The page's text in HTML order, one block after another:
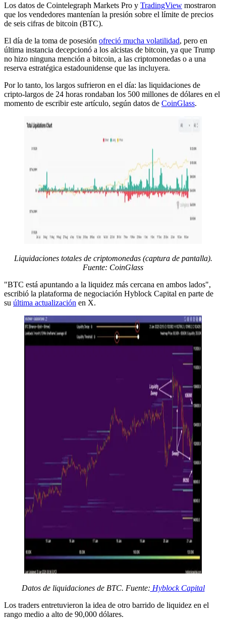
Los datos de Cointelegraph Markets Pro y TradingView mostraron
que los vendedores mantenían la presión sobre el límite de precios
de seis cifras de bitcoin (BTC).
El día de la toma de posesión ofreció mucha volatilidad, pero en
última instancia decepcionó a los alcistas de bitcoin, ya que Trump
no hizo ninguna mención a bitcoin, a las criptomonedas o a una
reserva estratégica estadounidense que las incluyera.
Por lo tanto, los largos sufrieron en el día: las liquidaciones de
cripto-largos de 24 horas rondaban los 500 millones de dólares en el
momento de escribir este artículo, según datos de CoinGlass.
Liquidaciones totales de criptomonedas (captura de pantalla).
Fuente: CoinGlass
"BTC está apuntando a la liquidez más cercana en ambos lados",
escribió la plataforma de negociación Hyblock Capital en parte de
su última actualización en X.
Datos de liquidaciones de BTC. Fuente: Hyblock Capital
Los traders entretuvieron la idea de otro barrido de liquidez en el
rango medio a alto de 90,000 dólares.